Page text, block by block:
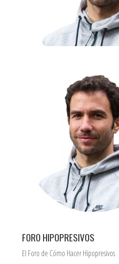
FORO HIPOPRESIVOS
El Foro de Cómo Hacer Hipopresivos